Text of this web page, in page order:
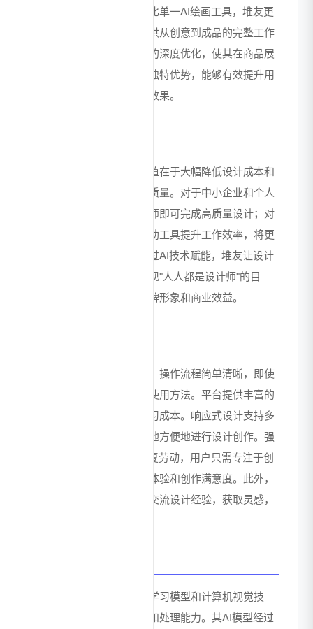
业技能即可快速上手；相比单一AI绘画工具，堆友更
专注于实用设计场景，提供从创意到成品的完整工作
流。此外，针对电商领域的深度优化，使其在商品展
示、营销推广等方面具有独特优势，能够有效提升用
户的设计效率和商业转化效果。
堆友为用户带来的核心价值在于大幅降低设计成本和
时间投入，同时保证设计质量。对于中小企业和个人
商家，无需聘请专业设计师即可完成高质量设计；对
于专业设计师，可作为辅助工具提升工作效率，将更
多精力投入创意构思。通过AI技术赋能，堆友让设计
不再受限于专业技能，实现"人人都是设计师"的目
标，最终帮助用户提升品牌形象和商业效益。
堆友采用直观的界面设计，操作流程简单清晰，即使
是设计新手也能快速掌握使用方法。平台提供丰富的
教程和模板引导，降低学习成本。响应式设计支持多
终端使用，用户可随时随地方便地进行设计创作。强
大的AI辅助功能减少了重复劳动，用户只需专注于创
意表达，极大提升了设计体验和创作满意度。此外，
社区分享功能让用户可以交流设计经验，获取灵感，
堆友背后依托先进的深度学习模型和计算机视觉技
术，具备强大的图像生成和处理能力。其AI模型经过